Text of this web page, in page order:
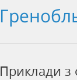
Приклади з